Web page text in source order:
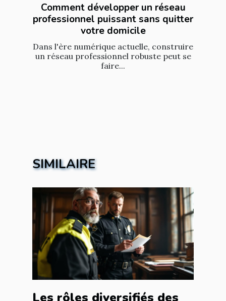
Comment développer un réseau
professionnel puissant sans quitter
votre domicile
Dans l'ère numérique actuelle, construire
un réseau professionnel robuste peut se
faire...
SIMILAIRE
Les rôles diversifiés des